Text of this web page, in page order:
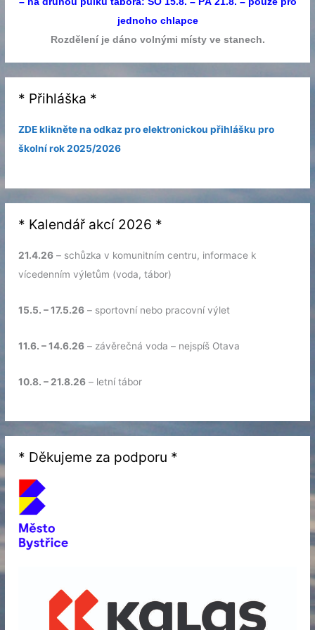
jednoho chlapce
Rozdělení je dáno volnými místy ve stanech.
* Přihláška *
ZDE klikněte na odkaz pro elektronickou přihlášku pro
školní rok 2025/2026
* Kalendář akcí 2026 *
21.4.26 – schůzka v komunitním centru, informace k
vícedenním výletům (voda, tábor)
15.5. – 17.5.26 – sportovní nebo pracovní výlet
11.6. – 14.6.26 – závěrečná voda – nejspíš Otava
10.8. – 21.8.26 – letní tábor
* Děkujeme za podporu *